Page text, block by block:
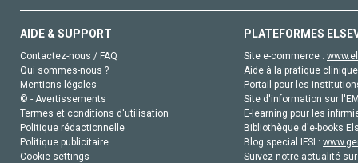
AIDE & SUPPORT
Contactez-nous / FAQ
Qui sommes-nous ?
Mentions légales
© - Avertissements
Termes et conditions d'utilisation
Politique rédactionnelle
Politique publicitaire
Cookie settings
PLATEFORMES
Site e-commerce :
Aide à la pratique
Portail pour les
Site d'information sur
E-learning pour les
Bibliothèque d'e-books
Blog special IFSI :
Suivez notre actualité